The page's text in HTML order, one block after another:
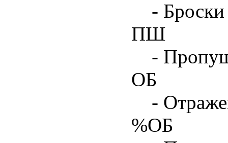
-
ПШ
-
ОБ
-
%ОБ